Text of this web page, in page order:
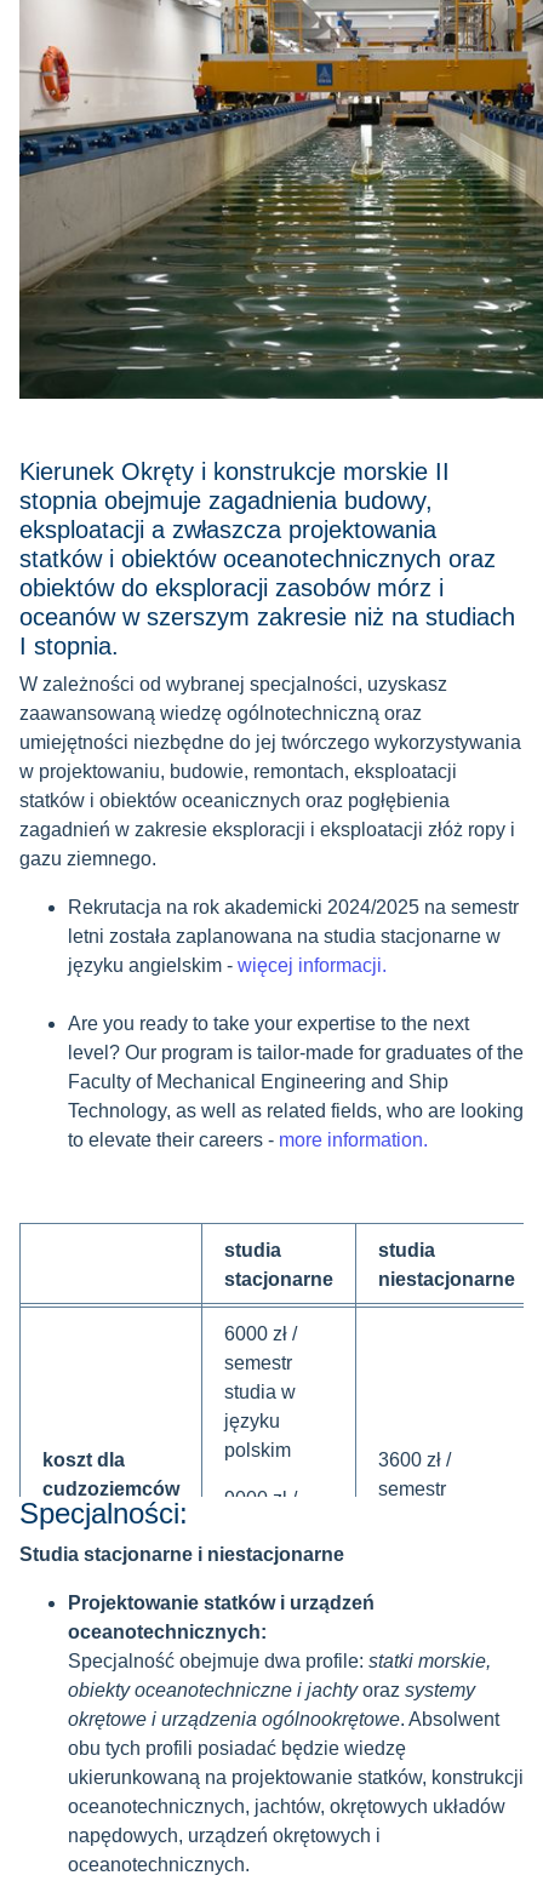
Kierunek Okręty i konstrukcje morskie II
stopnia obejmuje zagadnienia budowy,
eksploatacji a zwłaszcza projektowania
statków i obiektów oceanotechnicznych oraz
obiektów do eksploracji zasobów mórz i
oceanów w szerszym zakresie niż na studiach
I stopnia.
W zależności od wybranej specjalności, uzyskasz
zaawansowaną wiedzę ogólnotechniczną oraz
umiejętności niezbędne do jej twórczego wykorzystywania
w projektowaniu, budowie, remontach, eksploatacji
statków i obiektów oceanicznych oraz pogłębienia
zagadnień w zakresie eksploracji i eksploatacji złóż ropy i
gazu ziemnego.
Rekrutacja na rok akademicki 2024/2025 na semestr
letni została zaplanowana na studia stacjonarne w
języku angielskim - więcej informacji.
Are you ready to take your expertise to the next
level? Our program is tailor-made for graduates of the
Faculty of Mechanical Engineering and Ship
Technology, as well as related fields, who are looking
to elevate their careers - more information.
studia
stacjonarne
studia
niestacjonarne
koszt dla
cudzoziemców
6000 zł /
semestr
studia w
języku
polskim
9000 zł /
studia w
angielskim
3600 zł /
semestr
język
wykładowy
polski i
angielski
polski
termin
rekrutacji
dla
cudzoziemców
nabór
na semestr
letni (PL i
ANG)
nabór
na semestr letni
Specjalności:
Studia stacjonarne i niestacjonarne
Projektowanie statków i urządzeń
oceanotechnicznych:
Specjalność obejmuje dwa profile: statki morskie,
obiekty oceanotechniczne i jachtyoraz systemy
okrętowe i urządzenia ogólnookrętowe. Absolwent
obu tych profili posiadać będzie wiedzę
ukierunkowaną na projektowanie statków, konstrukcji
oceanotechnicznych, jachtów, okrętowych układów
napędowych, urządzeń okrętowych i
oceanotechnicznych.